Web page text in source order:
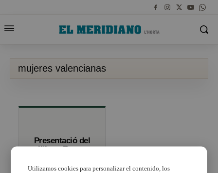
mujeres valencianas
Presentació del
llibre «Dones
han fet història»
Utilizamos cookies para personalizar el contenido, los